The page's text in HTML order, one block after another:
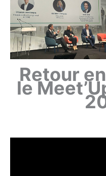
Retour
le